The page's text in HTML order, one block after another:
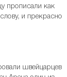
прописали как
и прекрасно
швейцарцев